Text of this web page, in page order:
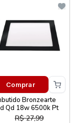
Comprar
Bronzearte
Qd 18w 6500k Pt
R$ 27,99